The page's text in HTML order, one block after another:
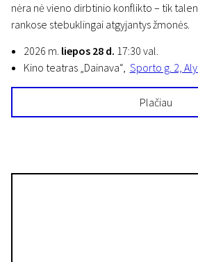
nėra nė vieno dirbtinio konflikto – tik
rankose stebuklingai atgyjantys žmonės.
2026 m. liepos 28 d. 17:30 val.
Kino teatras „Dainava“, Sporto g. 2,
Plačiau